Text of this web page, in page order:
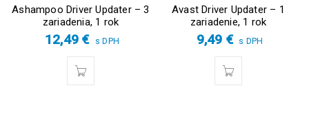
Ashampoo Driver Updater – 3
zariadenia, 1 rok
12,49€ s DPH
Avast Driver Updater – 1
zariadenie, 1 rok
9,49 € s DPH